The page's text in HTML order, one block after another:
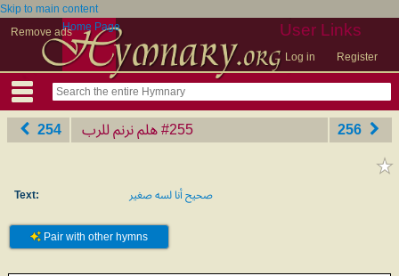
Skip to main content
Remove ads
User Links
Log in Register
Home Page
254 هلم نرنم للرب ‎#255 256
Text: صحيح أنا لسه صغير
Pair with other hymns